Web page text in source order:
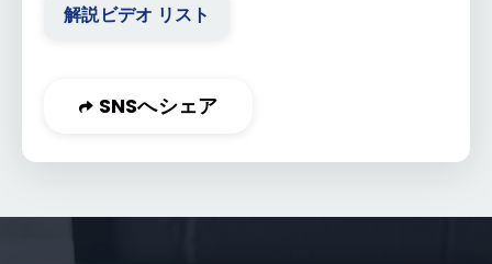
解説ビデオ リスト
SNSへシェア